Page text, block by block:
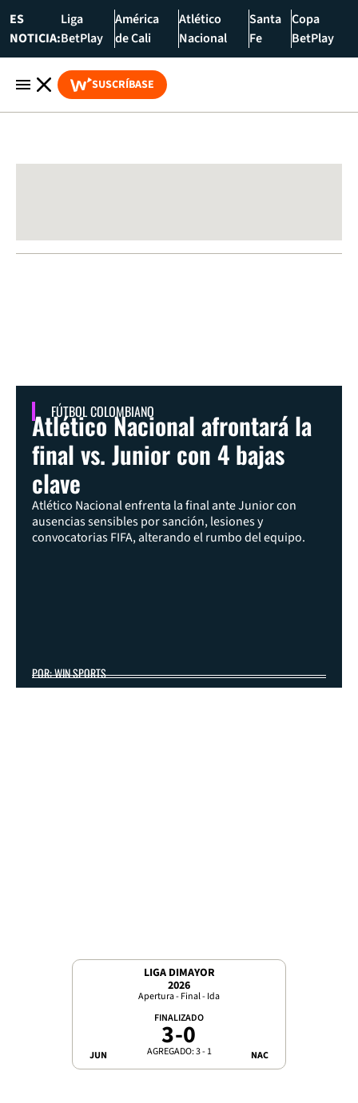
ES
NOTICIA:
Liga
BetPlay
América
de Cali
Atlético
Nacional
Santa
Fe
Copa
BetPlay
SUSCRÍBASE
FÚTBOL COLOMBIANO
Atlético Nacional afrontará la
final vs. Junior con 4 bajas
clave
Atlético Nacional enfrenta la final ante Junior con
ausencias sensibles por sanción, lesiones y
convocatorias FIFA, alterando el rumbo del equipo.
POR: WIN SPORTS
LIGA DIMAYOR
2026
Apertura - Final - Ida
JUN
FINALIZADO
3-0
AGREGADO: 3 - 1 NAC